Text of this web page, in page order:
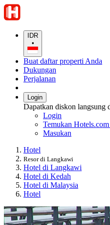
IDR
•
Buat daftar properti Anda
Dukungan
Perjalanan
Login
Dapatkan diskon langsung
Login
Temukan
Masukan
Hotel
Resor di Langkawi
Hotel di Langkawi
Hotel di Kedah
Hotel di Malaysia
Hotel